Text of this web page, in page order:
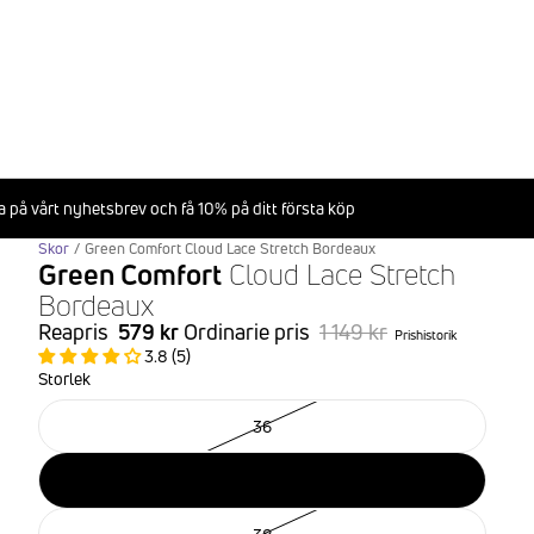
på vårt nyhetsbrev och få 10% på ditt första köp
Skor / Green Comfort Cloud Lace Stretch Bordeaux
Green Comfort Cloud Lace Stretch
Bordeaux
Reapris 579 kr Ordinarie pris 1 149 kr Prishistorik
3.8 (5)
Storlek
36